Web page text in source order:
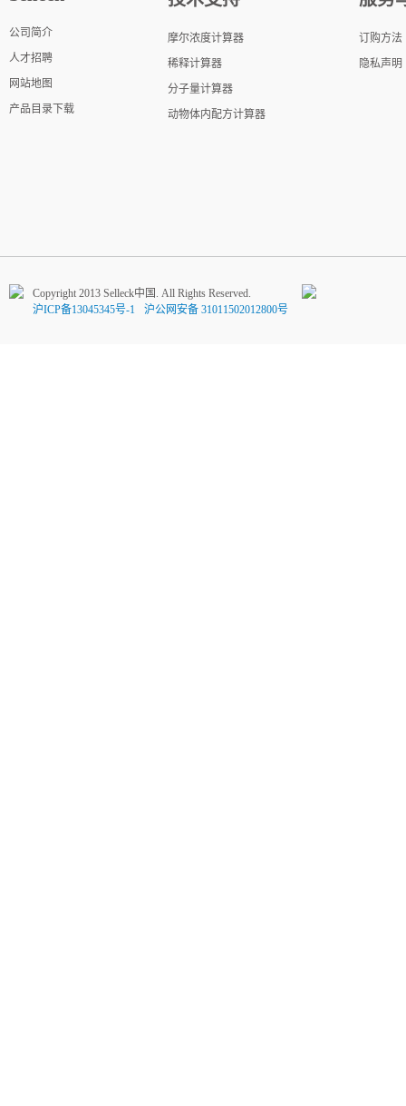
公司简介
人才招聘
网站地图
产品目录下载
摩尔浓度计算器
稀释计算器
分子量计算器
动物体内配方计算器
订购方法
隐私声明
Copyright 2013 Selleck中国. All Rights Reserved.
沪ICP备13045345号-1
沪公网安备 31011502012800号